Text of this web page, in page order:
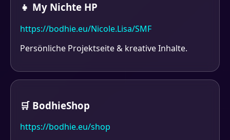
👧 My Nichte HP
https://bodhie.eu/Nicole.Lisa/SMF
Persönliche Projektseite & kreative Inhalte.
🛒 BodhieShop
https://bodhie.eu/shop